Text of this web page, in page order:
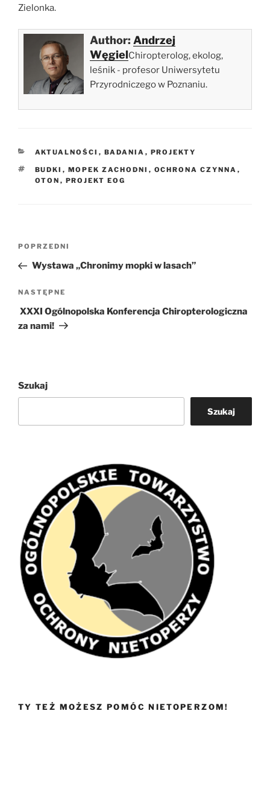
Zielonka.
Author: Andrzej
WęgielChiropterolog, ekolog,
leśnik - profesor Uniwersytetu
Przyrodniczego w Poznaniu.
KATEGORIE
AKTUALNOŚCI , BADANIA , PROJEKTY
TAGI
BUDKI , MOPEK ZACHODNI , OCHRONA CZYNNA ,
OTON , PROJEKT EOG
Nawigacja
Poprzedni
wpis
POPRZEDNI
Wystawa „Chronimy mopki w lasach”
Następny
wpis
NASTĘPNE
XXXI Ogólnopolska Konferencja Chiropterologiczna
za nami!
Szukaj
Szukaj
TY TEŻ MOŻESZ POMÓC NIETOPERZOM!